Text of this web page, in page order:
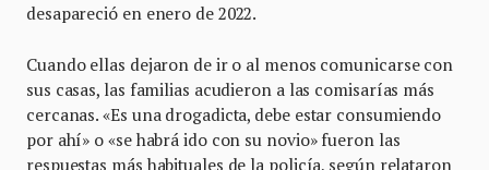
desapareció en enero de 2022.
Cuando ellas dejaron de ir o al menos comunicarse con
sus casas, las familias acudieron a las comisarías más
cercanas. «Es una drogadicta, debe estar consumiendo
por ahí» o «se habrá ido con su novio» fueron las
respuestas más habituales de la policía, según relataron